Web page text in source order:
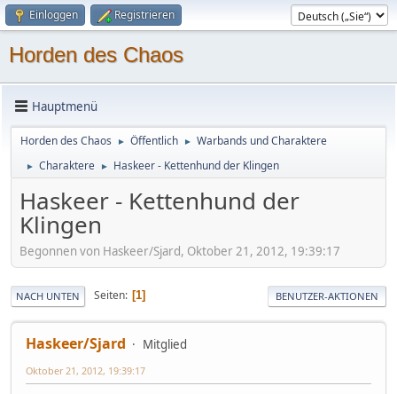
Einloggen Registrieren
Horden des Chaos
Hauptmenü
Horden des Chaos ► Öffentlich ► Warbands und Charaktere
► Charaktere ► Haskeer - Kettenhund der Klingen
Haskeer - Kettenhund der
Klingen
Begonnen von Haskeer/Sjard, Oktober 21, 2012, 19:39:17
NACH UNTEN Seiten 1 BENUTZER-AKTIONEN
Haskeer/Sjard Mitglied
Oktober 21, 2012, 19:39:17